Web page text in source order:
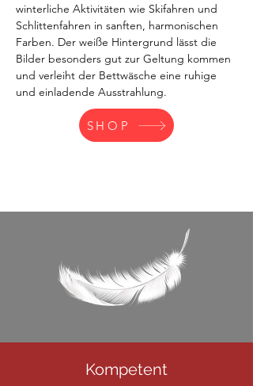
winterliche Aktivitäten wie Skifahren und
Schlittenfahren in sanften, harmonischen
Farben. Der weiße Hintergrund lässt die
Bilder besonders gut zur Geltung kommen
und verleiht der Bettwäsche eine ruhige
und einladende Ausstrahlung.
SHOP
Kompetent